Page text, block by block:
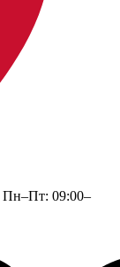
Пн–Пт: 09:00–